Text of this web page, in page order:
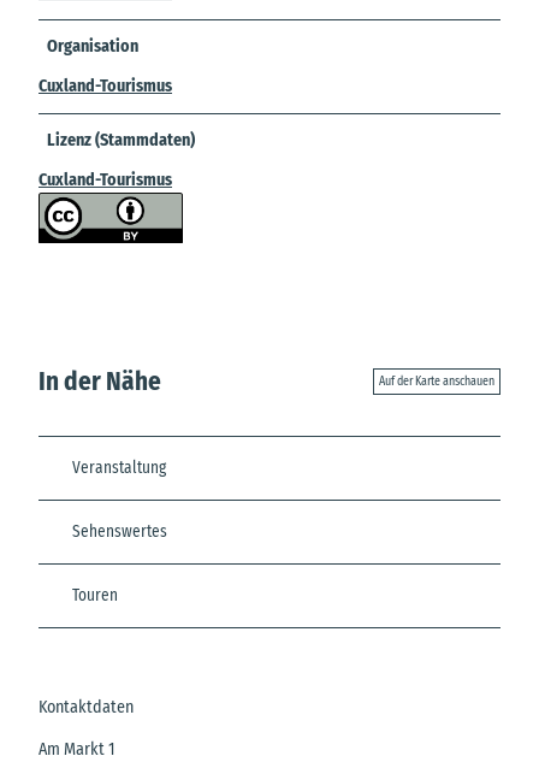
Organisation
Cuxland-Tourismus
Lizenz (Stammdaten)
Cuxland-Tourismus
In der Nähe Auf der Karte anschauen
Veranstaltung
Sehenswertes
Touren
Kontaktdaten
Am Markt 1